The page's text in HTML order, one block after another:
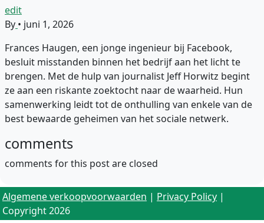
edit
By • juni 1, 2026
Frances Haugen, een jonge ingenieur bij Facebook,
besluit misstanden binnen het bedrijf aan het licht te
brengen. Met de hulp van journalist Jeff Horwitz begint
ze aan een riskante zoektocht naar de waarheid. Hun
samenwerking leidt tot de onthulling van enkele van de
best bewaarde geheimen van het sociale netwerk.
comments
comments for this post are closed
Algemene verkoopvoorwaarden | Privacy Policy |
Copyright 2026